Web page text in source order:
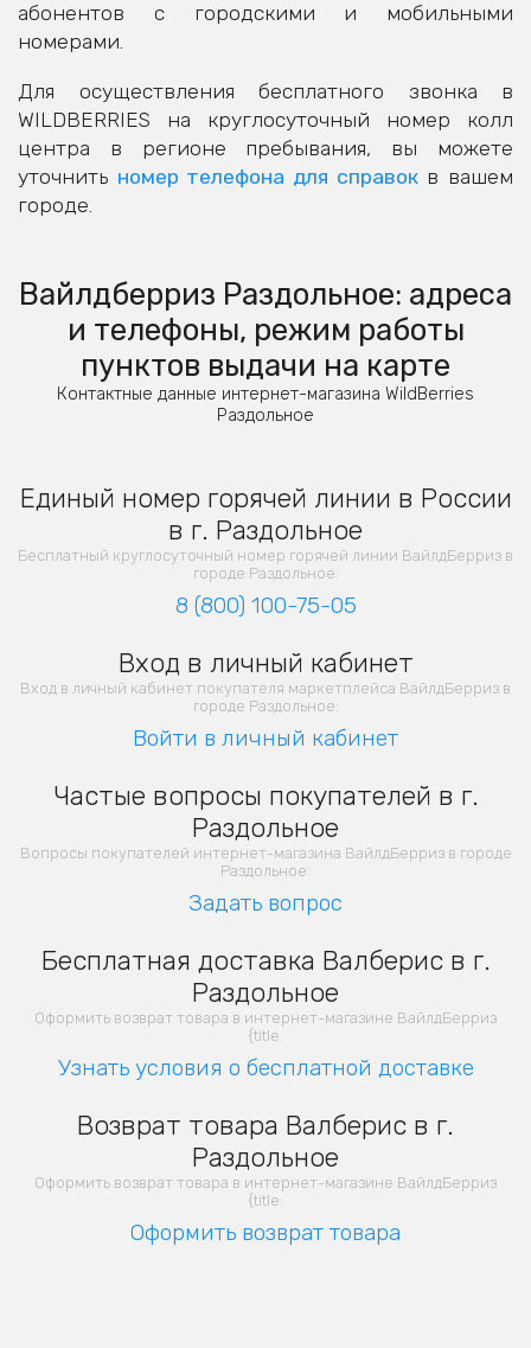
абонентов с городскими и мобильными
номерами.
Для осуществления бесплатного звонка в
WILDBERRIES на круглосуточный номер колл
центра в регионе пребывания, вы можете
уточнить номер телефона для справокв вашем
городе.
Вайлдберриз Раздольное: адреса
и телефоны, режим работы
пунктов выдачи на карте
Контактные данные интернет-магазина WildBerries
Раздольное
Единый номер горячей линии в России
в г. Раздольное
Бесплатный круглосуточный номер горячей линии ВайлдБерриз в
городе Раздольное:
8 (800) 100-75-05
Вход в личный кабинет
Вход в личный кабинет покупателя маркетплейса ВайлдБерриз в
городе Раздольное:
Войти в личный кабинет
Частые вопросы покупателей в г.
Раздольное
Вопросы покупателей интернет-магазина ВайлдБерриз в городе
Раздольное:
Задать вопрос
Бесплатная доставка Валберис в г.
Раздольное
Оформить возврат товара в интернет-магазине ВайлдБерриз
{title:
Узнать условия о бесплатной доставке
Возврат товара Валберис в г.
Раздольное
Оформить возврат товара в интернет-магазине ВайлдБерриз
{title:
Оформить возврат товара